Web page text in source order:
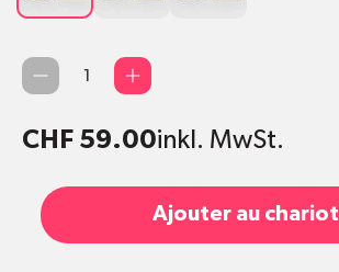
-
Quantité
CHF 59.00inkl. MwSt.
Ajouter au chariot